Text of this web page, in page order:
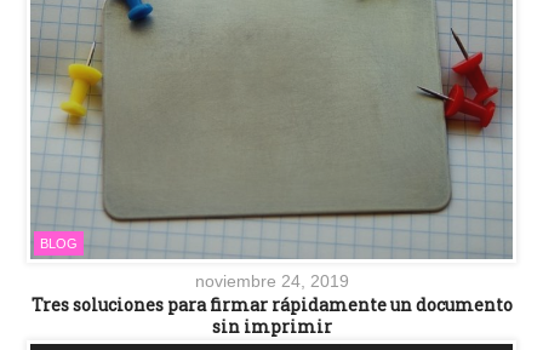
BLOG
noviembre 24, 2019
Tres soluciones para firmar rápidamente un documento
sin imprimir